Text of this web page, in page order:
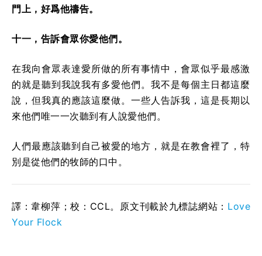
門上，好爲他禱告。
十一，告訴會眾你愛他們。
在我向會眾表達愛所做的所有事情中，會眾似乎最感激
的就是聽到我說我有多愛他們。我不是每個主日都這麼
說，但我真的應該這麼做。一些人告訴我，這是長期以
來他們唯一一次聽到有人說愛他們。
人們最應該聽到自己被愛的地方，就是在教會裡了，特
別是從他們的牧師的口中。
譯：韋柳萍；校：CCL。原文刊載於九標誌網站： Love
Your Flock